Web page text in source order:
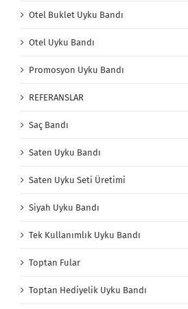
Otel Buklet Uyku Bandı
Otel Uyku Bandı
Promosyon Uyku Bandı
REFERANSLAR
Saç Bandı
Saten Uyku Bandı
Saten Uyku Seti Üretimi
Siyah Uyku Bandı
Tek Kullanımlık Uyku Bandı
Toptan Fular
Toptan Hediyelik Uyku Bandı